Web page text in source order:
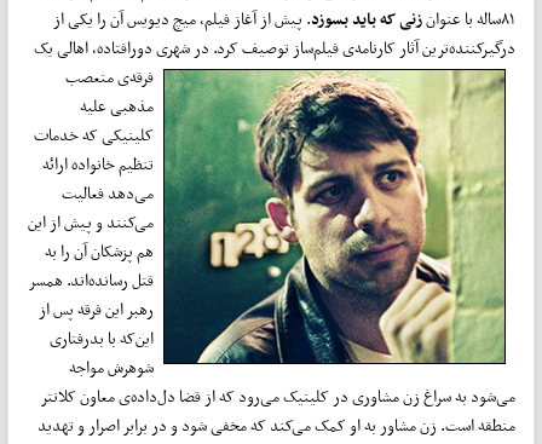
۸۱ساله با عنوان
زنی که باید بسوزد. پیش از آغاز فیلم، میچ دیویس آن را یکی از
درگیرکننده‌ترین آثار کارنامه‌ی فیلم‌ساز توصیف کرد. در شهری دورافتاده، اهالی یک
فرقه‌ی متعصب
مذهبی علیه
کلینیکی که خدمات
تنظیم خانواده ارائه
می‌دهد فعالیت
می‌‌کنند و پیش از این
هم پزشکان آن را به
قتل رسانده‌اند. همسر
رهبر این فرقه پس از
این‌که با بدرفتاری
شوهرش مواجه
می‌شود به سراغ زن مشاوری در کلینیک می‌رود که از قضا دل‌داده‌ی معاون کلانتر
منطقه است. زن مشاور به او کمک می‌کند که مخفی شود و در برابر اصرار و تهدید